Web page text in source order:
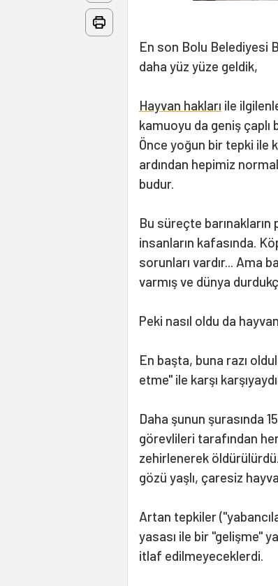
En son Bolu Belediyesi
daha yüz yüze geldik,
Hayvan hakları ile
kamuoyu da geniş
Önce yoğun bir tepki ile
ardından hepimiz
budur.
Bu süreçte
insanların kafasında.
sorunları vardır... Ama
varmış ve dünya
Peki nasıl oldu da
En başta, buna razı
etme" ile karşı
Daha şunun şurasında
görevlileri tarafından
zehirlenerek
gözü yaşlı, çaresiz
Artan tepkiler
yasası ile bir "gelişme"
itlaf edilmeyeceklerdi.